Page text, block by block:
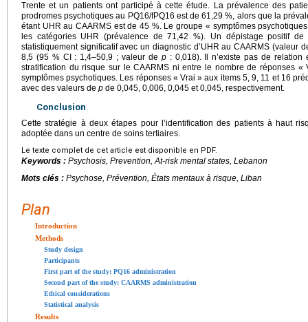
Trente et un patients ont participé à cette étude. La prévalence des
prodromes psychotiques au PQ16/fPQ16 est de 61,29 %, alors que la
étant UHR au CAARMS est de 45 %. Le groupe « symptômes
les catégories UHR (prévalence de 71,42 %). Un dépistage positif
statistiquement significatif avec un diagnostic d’UHR au CAARMS (valeur
8,5 (95 % CI : 1,4–50,9 ; valeur de p: 0,018). Il n’existe pas de relation
stratification du risque sur le CAARMS ni entre le nombre de réponses «
symptômes psychotiques. Les réponses « Vrai » aux items 5, 9, 11 et 16
avec des valeurs de p de 0,045, 0,006, 0,045 et 0,045, respectivement.
Conclusion
Cette stratégie à deux étapes pour l’identification des patients à haut
adoptée dans un centre de soins tertiaires.
Le texte complet de cet article est disponible en PDF.
Keywords : Psychosis, Prevention, At-risk mental states, Lebanon
Mots clés : Psychose, Prévention, États mentaux à risque, Liban
Plan
Introduction
Methods
Study design
Participants
First part of the study: PQ16 administration
Second part of the study: CAARMS administration
Ethical considerations
Statistical analysis
Results